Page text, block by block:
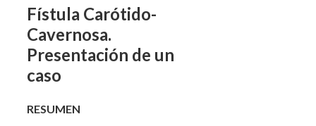
Fístula Carótido-
Cavernosa.
Presentación de un
caso
RESUMEN